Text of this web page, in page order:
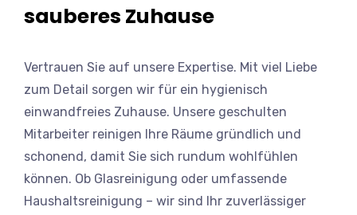
sauberes Zuhause
Vertrauen Sie auf unsere Expertise. Mit viel Liebe
zum Detail sorgen wir für ein hygienisch
einwandfreies Zuhause. Unsere geschulten
Mitarbeiter reinigen Ihre Räume gründlich und
schonend, damit Sie sich rundum wohlfühlen
können. Ob Glasreinigung oder umfassende
Haushaltsreinigung – wir sind Ihr zuverlässiger